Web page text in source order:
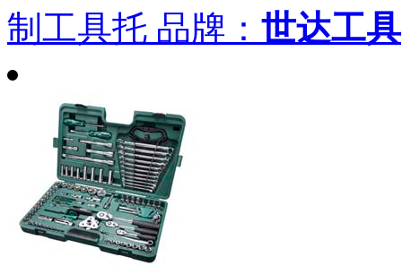
制工具托 品牌： 世达工具